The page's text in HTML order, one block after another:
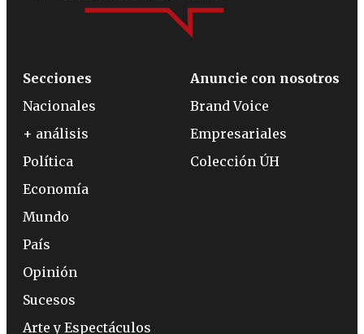
Secciones
Nacionales
+ análisis
Política
Economía
Mundo
País
Opinión
Sucesos
Arte y Espectáculos
Anuncie con nosotros
Brand Voice
Empresariales
Colección ÚH